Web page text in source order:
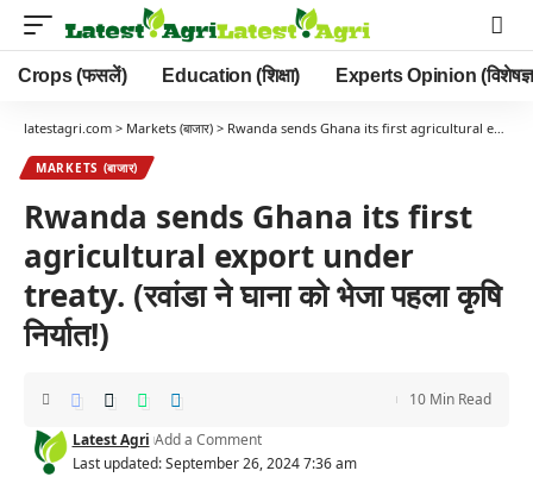
Crops (फसलें) Education (शिक्षा) Experts Opinion (विशेषज्ञ
latestagri.com > Markets (बाजार) > Rwanda sends Ghana its first agricultural export under treaty. (रवांडा ने घाना को भेजा पहला कृषि निर्यात!)
MARKETS (बाजार)
Rwanda sends Ghana its first
agricultural export under
treaty. (रवांडा ने घाना को भेजा पहला कृषि
निर्यात!)
Last updated: September 26, 2024 7:36 am
Latest Agri Add a Comment
10 Min Read